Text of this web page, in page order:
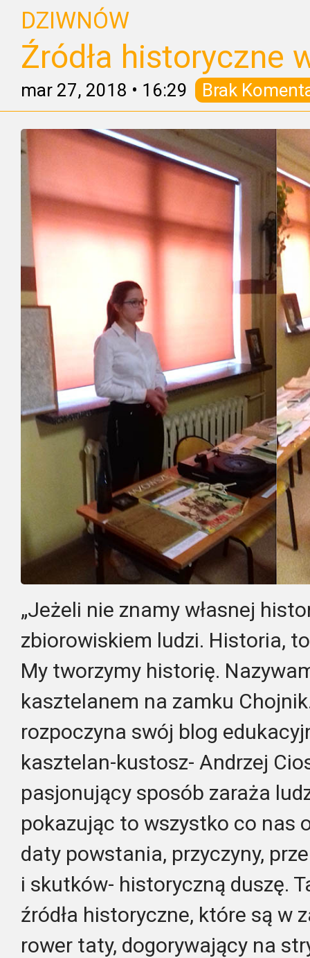
DZIWNÓW
Źródła historyczne
mar 27, 2018 • 16:29 Brak
„Jeżeli nie znamy własnej
zbiorowiskiem ludzi. Historia,
My tworzymy historię.
kasztelanem na zamku
rozpoczyna swój blog
kasztelan-kustosz- Andrzej
pasjonujący sposób zaraża
pokazując to wszystko co nas
daty powstania, przyczyny,
i skutków- historyczną duszę.
źródła historyczne, które są w
rower taty, dogorywający na